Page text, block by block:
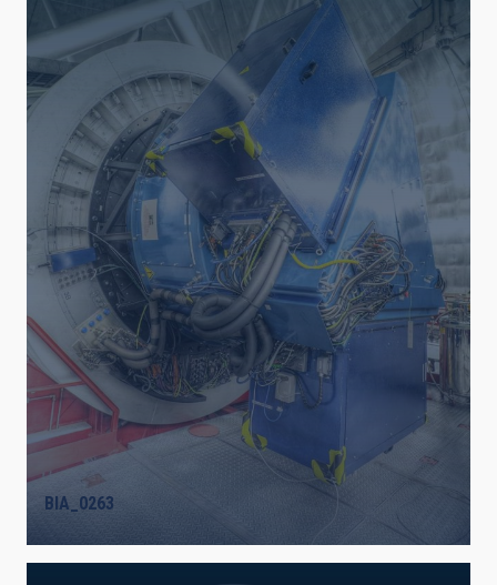
LÍNEAS DE INSTRUMENTACIÓN
LÍNEAS IACTEC
ASTROFÍSICAS
INSTALACIÓN
ETIQUETAS LIBRES
BIA_0263